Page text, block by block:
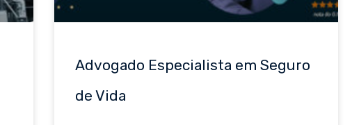
Advogado Especialista em Seguro
de Vida